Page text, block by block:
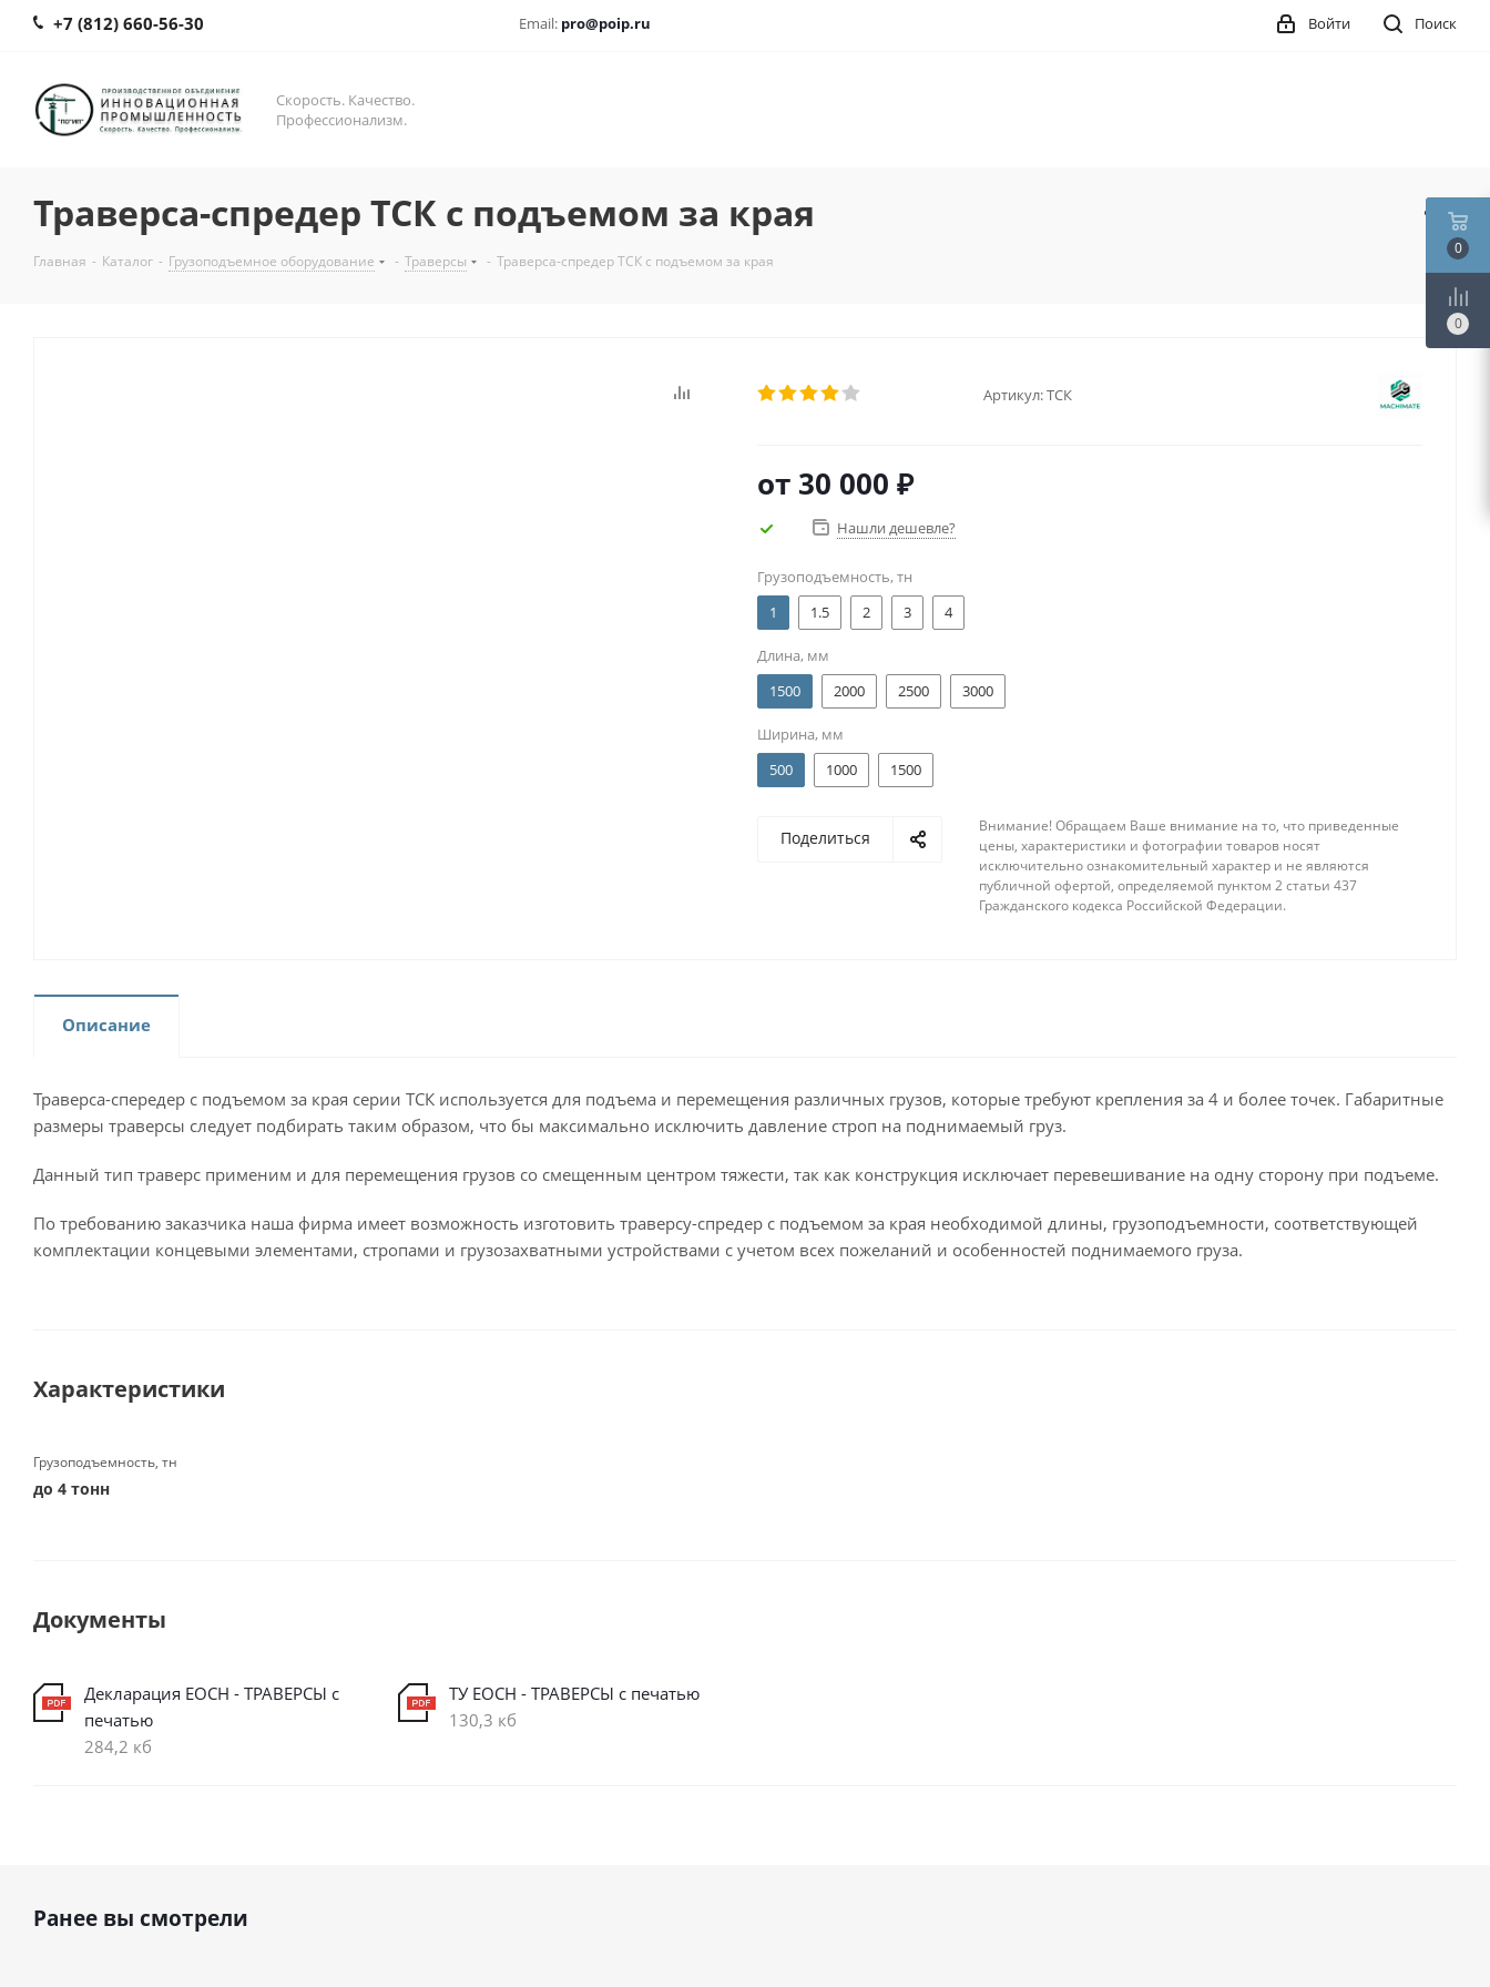
+7 (812) 660-56-30 Email: pro@poip.ru Поиск
Войти
Скорость. Качество.
Профессионализм.
Траверса-спредер ТСК с подъемом за края
Главная - Каталог - Грузоподъемное оборудование - Траверсы - Траверса-спредер ТСК с подъемом за края
Артикул:ТСК
от 30 000 ₽
Нашли дешевле?
Грузоподъемность, тн
1
1.5 2 3 4
Длина, мм
1500
2000 2500 3000
Ширина, мм
500
1000 1500
Поделиться
Внимание! Обращаем Ваше внимание на то, что приведенные
цены, характеристики и фотографии товаров носят
исключительно ознакомительный характер и не являются
публичной офертой, определяемой пунктом 2 статьи 437
Гражданского кодекса Российской Федерации.
Описание
Траверса-спередер с подъемом за края серии ТСК используется для подъема и перемещения различных грузов, которые требуют крепления за 4 и более точек. Габаритные
размеры траверсы следует подбирать таким образом, что бы максимально исключить давление строп на поднимаемый груз.
Данный тип траверс применим и для перемещения грузов со смещенным центром тяжести, так как конструкция исключает перевешивание на одну сторону при подъеме.
По требованию заказчика наша фирма имеет возможность изготовить траверсу-спредер с подъемом за края необходимой длины, грузоподъемности, соответствующей
комплектации концевыми элементами, стропами и грузозахватными устройствами с учетом всех пожеланий и особенностей поднимаемого груза.
Характеристики
Грузоподъемность, тн
до 4 тонн
Документы
Декларация ЕОСН - ТРАВЕРСЫ с
печатью
284,2 кб
ТУ ЕОСН - ТРАВЕРСЫ с печатью
130,3 кб
Ранее вы смотрели
0
0